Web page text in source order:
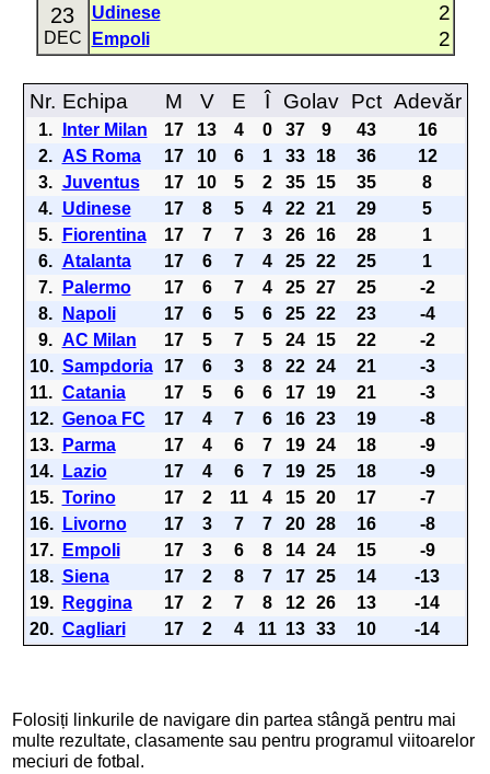
23
DEC
Udinese 2
Empoli 2
Nr. Echipa M V E Î Golav Pct Adevăr
1. Inter Milan 17 13 4 0 37 9 43
16
2. AS Roma 17 10 6 1 33 18 36
12
3. Juventus 17 10 5 2 35 15 35
8
4.
Udinese 17 8 5 4 22 21 29
5
5.
Fiorentina 17 7 7 3 26 16 28
1
6. Atalanta 17 6 7 4 25 22 25
1
7.
Palermo 17 6 7 4 25 27 25
-2
8.
Napoli 17 6 5 6 25 22 23
-4
9. AC Milan 17 5 7 5 24 15 22
-2
10. Sampdoria 17 6 3 8 22 24 21
-3
11. Catania 17 5 6 6 17 19 21
-3
12. Genoa FC 17 4 7 6 16 23 19
-8
13.
Parma 17 4 6 7 19 24 18
-9
14.
Lazio 17 4 6 7 19 25 18
-9
15. Torino 17 2 11 4 15 20 17
-7
16.
Livorno 17 3 7 7 20 28 16
-8
17.
Empoli 17 3 6 8 14 24 15
-9
18. Siena 17 2 8 7 17 25 14
-13
19.
Reggina 17 2 7 8 12 26 13
-14
20. Cagliari 17 2 4 11 13 33 10 -14
Folosiți linkurile de navigare din partea stângă pentru mai
multe rezultate, clasamente sau pentru programul viitoarelor
meciuri de fotbal.